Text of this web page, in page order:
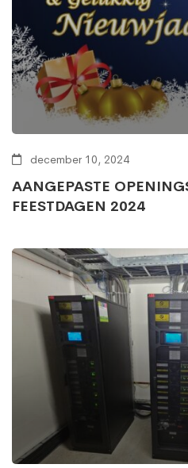
december 10, 2024
AANGEPASTE
FEESTDAGEN 2024